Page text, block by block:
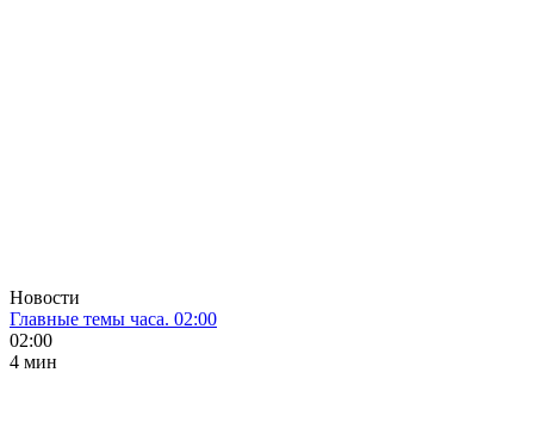
Новости
Главные темы часа. 02:00
02:00
4 мин